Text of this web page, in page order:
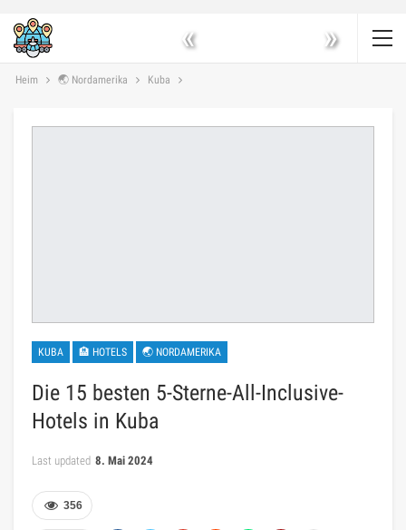
« »
Heim 🌏 Nordamerika Kuba
KUBA 🏨 HOTELS 🌏 NORDAMERIKA
Die 15 besten 5-Sterne-All-Inclusive-
Hotels in Kuba
Last updated 8. Mai 2024
356